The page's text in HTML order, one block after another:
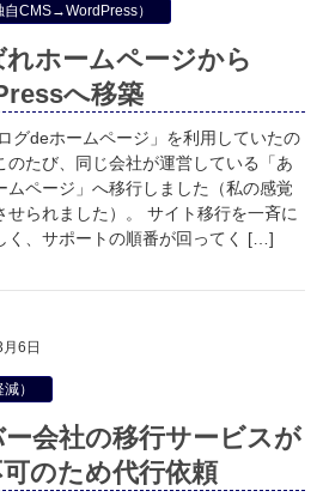
自CMS→WordPress）
ホームページから
へ移築
グdeホームページ」を利用していたの
のたび、同じ会社が運営している「あ
ムページ」へ移行しました（私の感覚
せられました）。 サイト移行を一斉に
く、サポートの順番が回ってく […]
6日
）
会社の移行サービスが
のため代行依頼